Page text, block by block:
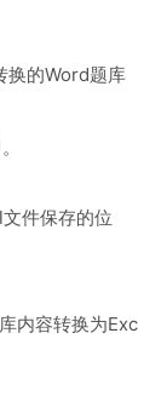
换的Word题库
件保存的位
内容转换为Exc